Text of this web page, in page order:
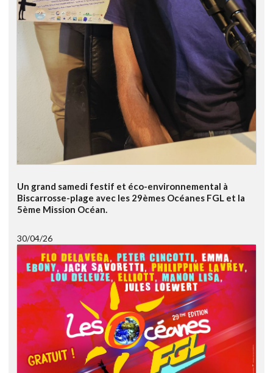
Un grand samedi festif et éco-environnemental à
Biscarrosse-plage avec les 29èmes Océanes FGL et la
5ème Mission Océan.
30/04/26